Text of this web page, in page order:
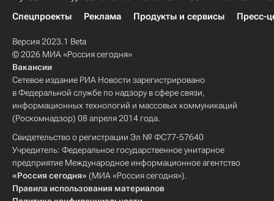
Спецпроекты
Реклама Продукты и сервисы Пресс-
Версия 2023.1 Beta
© 2026 МИА «Россия сегодня»
Вакансии
Сетевое издание РИА Новости зарегистрировано
в Федеральной службе по надзору в сфере связи,
информационных технологий и массовых коммуникаций
(Роскомнадзор) 08 апреля 2014 года.
Свидетельство о регистрации Эл № ФС77-57640
Учредитель: Федеральное государственное унитарное
предприятие Международное информационное агентство
«Россия сегодня» (МИА «Россия сегодня»).
Правила использования материалов